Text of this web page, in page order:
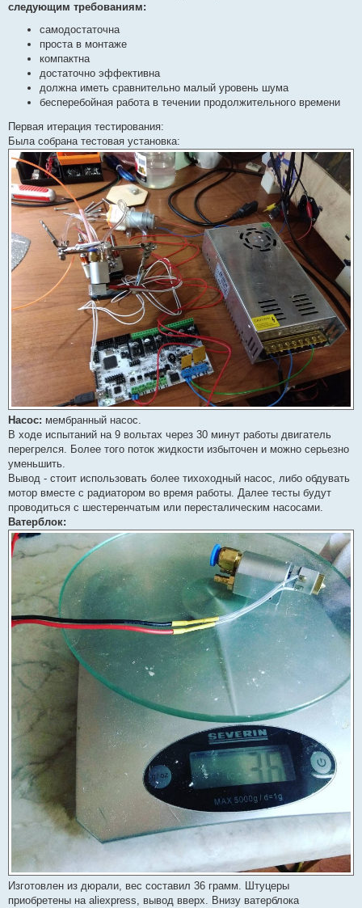
н
следующим требованиям:
самодостаточна
проста в монтаже
компактна
достаточно эффективна
должна иметь сравнительно малый уровень шума
бесперебойная работа в течении продолжительного времени
Первая итерация тестирования:
Была собрана тестовая установка:
Насос: мембранный насос.
В ходе испытаний на 9 вольтах через 30 минут работы двигатель
перегрелся. Более того поток жидкости избыточен и можно серьезно
уменьшить.
Вывод - стоит использовать более тихоходный насос, либо обдувать
мотор вместе с радиатором во время работы. Далее тесты будут
проводиться с шестеренчатым или пересталическим насосами.
Ватерблок:
Изготовлен из дюрали, вес составил 36 грамм. Штуцеры
приобретены на aliexpress, вывод вверх. Внизу ватерблока